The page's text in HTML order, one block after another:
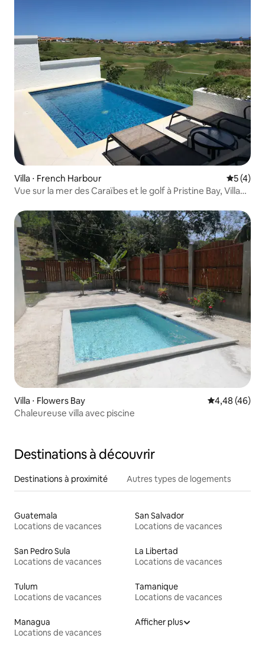
Villa ⋅ French Harbour
5 (4)
Vue sur la mer des Caraïbes et le golf à Pristine Bay, Villa
Villa ⋅ Flowers Bay Évaluation
4,48 (46)
Chaleureuse villa avec piscine
Destinations à découvrir
Destinations à proximité Autres types de logements
Guatemala
Locations de vacances
San Salvador
Locations de vacances
San Pedro Sula
Locations de vacances
La Libertad
Locations de vacances
Tulum
Locations de vacances
Tamanique
Locations de vacances
Managua
Locations de vacances
Afficher plus